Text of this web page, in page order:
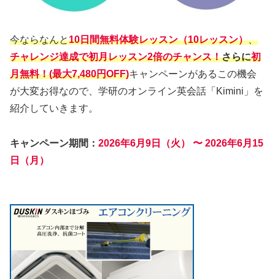
今ならなんと10日間無料体験レッスン（10レッスン）、
チャレンジ達成で初月レッスン2倍のチャンス！さらに初
月無料！(最大7,480円OFF)キャンペーンがあるこの機会
が大変お得なので、学研のオンライン英会話「Kimini」を
紹介していきます。
キャンペーン期間： 2026年6月9日（火） 〜 2026年6月15
日（月）